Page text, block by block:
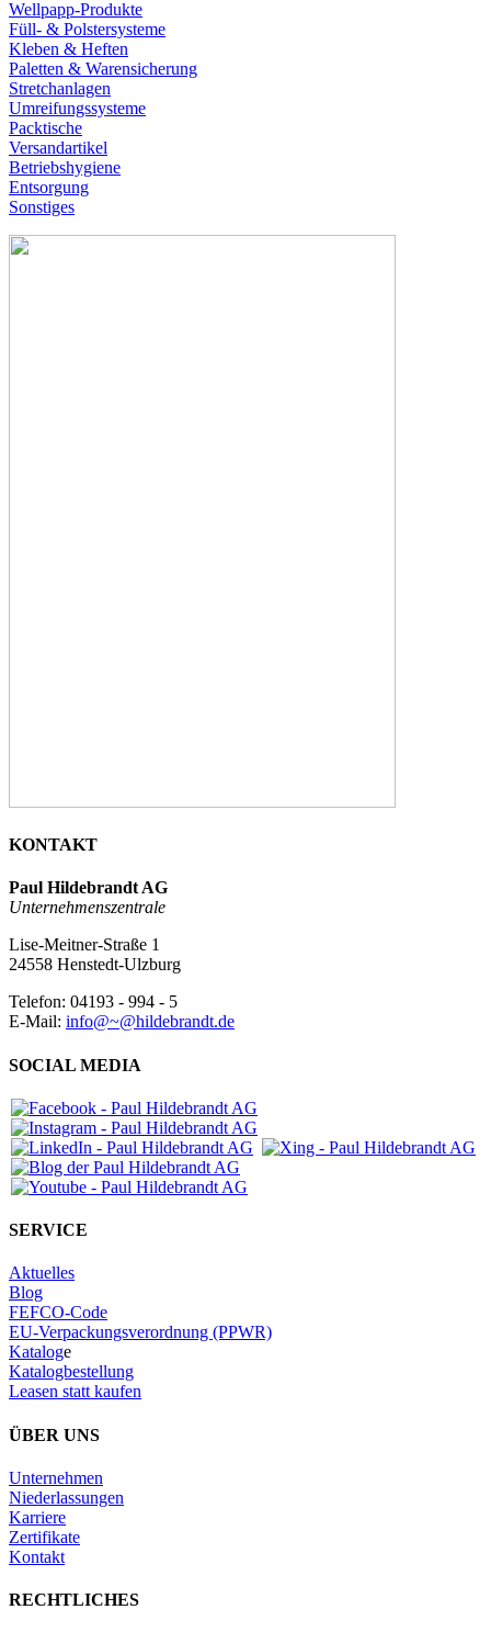
Wellpapp-Produkte
Füll- & Polstersysteme
Kleben & Heften
Paletten & Warensicherung
Stretchanlagen
Umreifungssysteme
Packtische
Versandartikel
Betriebshygiene
Entsorgung
Sonstiges
KONTAKT
Paul Hildebrandt AG
Unternehmenszentrale
Lise-Meitner-Straße 1
24558 Henstedt-Ulzburg
Telefon: 04193 - 994 - 5
E-Mail: info@~@hildebrandt.de
SOCIAL MEDIA
SERVICE
Aktuelles
Blog
FEFCO-Code
EU-Verpackungsverordnung (PPWR)
Kataloge
Katalogbestellung
Leasen statt kaufen
ÜBER UNS
Unternehmen
Niederlassungen
Karriere
Zertifikate
Kontakt
RECHTLICHES